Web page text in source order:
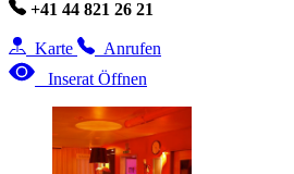
+41 44 821 26 21
Karte
Anrufen
Inserat Öffnen